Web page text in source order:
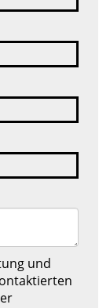
und